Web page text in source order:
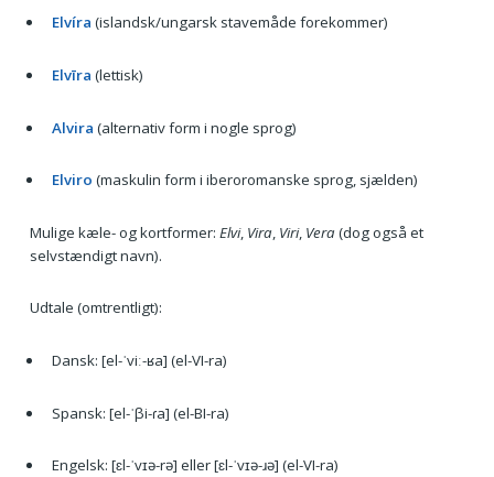
Elvíra (islandsk/ungarsk stavemåde forekommer)
Elvīra (lettisk)
Alvira (alternativ form i nogle sprog)
Elviro (maskulin form i iberoromanske sprog, sjælden)
Mulige kæle- og kortformer: Elvi, Vira, Viri, Vera(dog også et
selvstændigt navn).
Udtale (omtrentligt):
Dansk: [el-ˈviː-ʁa] (el-VI-ra)
Spansk: [el-ˈβi-ɾa] (el-BI-ra)
Engelsk: [ɛl-ˈvɪə-rə] eller [ɛl-ˈvɪə-ɹə] (el-VI-ra)